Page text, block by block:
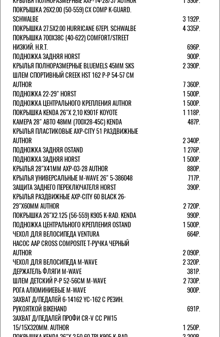
ПОКРЫШКА 26X2.00 (50-559) CX COMP K-GUARD.
SCHWALBE
3 192Р.
ПОКРЫШКА 27.5X2.00 HURRICANE 67EPI. SCHWALBE
4 335Р.
ПОКРЫШКА 700X38С (40-622) COMFORT/STREET
НИЗКИЙ. H.R.T.
696Р.
ПОДНОЖКА ЗАДНЯЯ HORST
900Р.
КРЫЛЬЯ ПОЛНОРАЗМЕРНЫЕ BLUEMELS 45MM SKS
2 390Р.
ШЛЕМ СПОРТИВНЫЙ CREEK HST 162 Р-Р 54-57 СМ
AUTHOR
7 360Р.
ПОДНОЖКА 22-29" HORST
1 500Р.
ПОДНОЖКА ЦЕНТРАЛЬНОГО КРЕПЛЕНИЯ AUTHOR
1 500Р.
ПОКРЫШКА KENDA 26"Х 2,10 K901F KOYOTE
1 118Р.
КАМЕРА 28" АВТО 48ММ (700Х28-45С) KENDA
487Р.
КРЫЛЬЯ ПЛАСТИКОВЫЕ AXP-CITY 51 РАЗДВИЖНЫЕ
AUTHOR
2 340Р.
ПОДНОЖКА ЗАДНЯЯ OSTAND
1 276Р.
ПОДНОЖКА ЗАДНЯЯ HORST
1 500Р.
КРЫЛЬЯ 28"Х41ММ AXP-03-28 AUTHOR
880Р.
КРЫЛЬЯ УНИВЕРСАЛЬНЫЕ M-WAVE 26" 5-386048
717Р.
ЗАЩИТА ЗАДНЕГО ПЕРЕКЛЮЧАТЕЛЯ HORST
390Р.
КРЫЛЬЯ РАЗДВИЖНЫЕ AXP-CITY 60 BLACK 26-
29"Х60ММ AUTHOR
2 720Р.
ПОКРЫШКА 26"Х2.125 (56-559) K905 K-RAD. KENDA
990Р.
ПОДНОЖКА ЦЕНТРАЛЬНОГО КРЕПЛЕНИЯ OSTAND
1 500Р.
ЧЕХОЛ ДЛЯ ВЕЛОСИПЕДА VENTURA
664Р.
НАСОС AAP CROSS COMPOSITE Т-РУЧКА ЧЕРНЫЙ
AUTHOR
2 090Р.
ЧЕХОЛ ДЛЯ ВЕЛОСИПЕДА M-WAVE
2 320Р.
ДЕРЖАТЕЛЬ ФЛЯГИ M-WAVE
381Р.
ШЛЕМ ДЕТСКИЙ Р-Р 52-56СМ M-WAVE
2 730Р.
РОГА АЛЮМИНИЕВЫЕ M-WAVE
900Р.
ЗАХВАТ Д/ПЕДАЛЕЙ 6-14162 YC-162 С РЕЗИН.
РУКОЯТКОЙ BIKEHAND
691Р.
ЗАХВАТ Д/ПЕДАЛЕЙ ПРОФИ CR-V CC PW15
15/15X320ММ. AUTHOR
1 250Р.